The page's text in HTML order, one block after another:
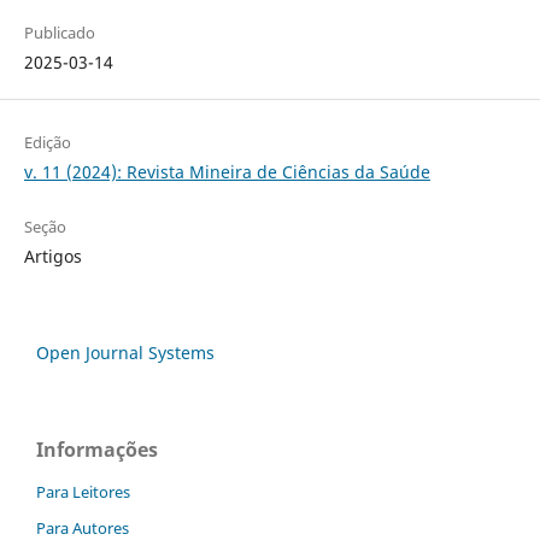
Publicado
2025-03-14
Edição
v. 11 (2024): Revista Mineira de Ciências da Saúde
Seção
Artigos
Open Journal Systems
Informações
Para Leitores
Para Autores